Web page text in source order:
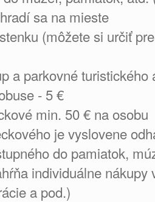
sa na mieste
(môžete si určiť
a parkovné
- 5 €
min. 50 € na osobu
je vyslovene
do pamiatok,
individuálne nákupy
a pod.)